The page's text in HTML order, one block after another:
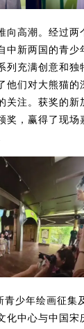
向高潮。经过两
中新两国的青少
列充满创意和独
他们对大熊猫的
关注。获奖的新
奖，赢得了现场
青少年绘画征集
化中心与中国宋